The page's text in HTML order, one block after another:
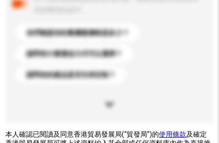
你們能提供的最優惠價格是多少？
請問有什麼運送方式可以選擇？
請問你的產品是否支持定制？
本人確認已閱讀及同意香港貿易發展局(“貿發局”)的使用條款及確定